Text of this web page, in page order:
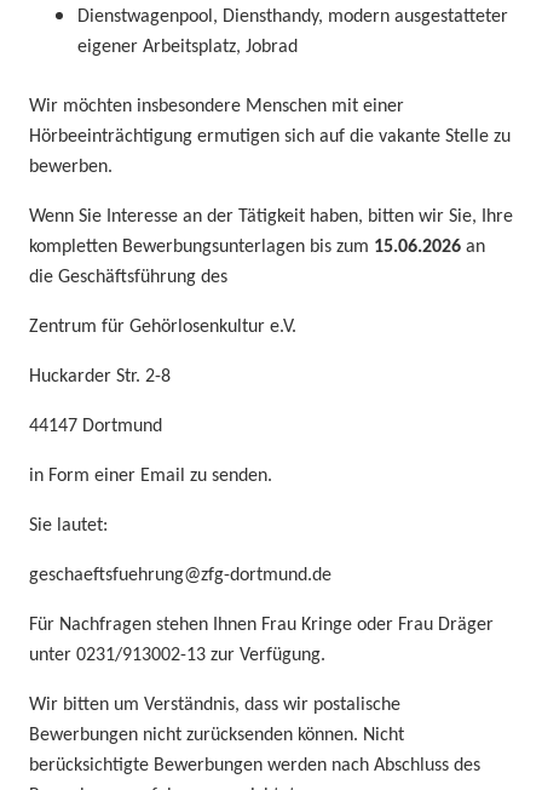
Dienstwagenpool, Diensthandy, modern ausgestatteter
eigener Arbeitsplatz, Jobrad
Wir möchten insbesondere Menschen mit einer
Hörbeeinträchtigung ermutigen sich auf die vakante Stelle zu
bewerben.
Wenn Sie Interesse an der Tätigkeit haben, bitten wir Sie, Ihre
kompletten Bewerbungsunterlagen bis zum 15.06.2026 an
die Geschäftsführung des
Zentrum für Gehörlosenkultur e.V.
Huckarder Str. 2-8
44147 Dortmund
in Form einer Email zu senden.
Sie lautet:
geschaeftsfuehrung@zfg-dortmund.de
Für Nachfragen stehen Ihnen Frau Kringe oder Frau Dräger
unter 0231/913002-13 zur Verfügung.
Wir bitten um Verständnis, dass wir postalische
Bewerbungen nicht zurücksenden können. Nicht
berücksichtigte Bewerbungen werden nach Abschluss des